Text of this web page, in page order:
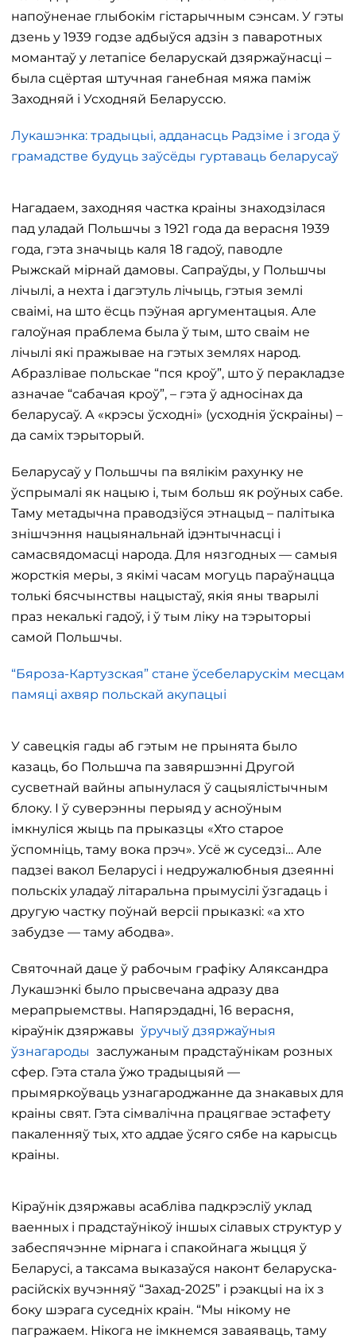
напоўненае глыбокім гістарычным сэнсам. У гэты
дзень у 1939 годзе адбыўся адзін з паваротных
момантаў у летапісе беларускай дзяржаўнасці –
была сцёртая штучная ганебная мяжа паміж
Заходняй і Усходняй Беларуссю.
Лукашэнка: традыцыі, адданасць Радзіме і згода ў
грамадстве будуць заўсёды гуртаваць беларусаў
Нагадаем, заходняя частка краіны знаходзілася
пад уладай Польшчы з 1921 года да верасня 1939
года, гэта значыць каля 18 гадоў, паводле
Рыжскай мірнай дамовы. Сапраўды, у Польшчы
лічылі, а нехта і дагэтуль лічыць, гэтыя землі
сваімі, на што ёсць пэўная аргументацыя. Але
галоўная праблема была ў тым, што сваім не
лічылі які пражывае на гэтых землях народ.
Абразлівае польскае “пся кроў”, што ў перакладзе
азначае “сабачая кроў”, – гэта ў адносінах да
беларусаў. А «крэсы ўсходні» (усходнія ўскраіны) –
да саміх тэрыторый.
Беларусаў у Польшчы па вялікім рахунку не
ўспрымалі як нацыю і, тым больш як роўных сабе.
Таму метадычна праводзіўся этнацыд – палітыка
знішчэння нацыянальнай ідэнтычнасці і
самасвядомасці народа. Для нязгодных — самыя
жорсткія меры, з якімі часам могуць параўнацца
толькі бясчынствы нацыстаў, якія яны тварылі
праз некалькі гадоў, і ў тым ліку на тэрыторыі
самой Польшчы.
“Бяроза-Картузская” стане ўсебеларускім месцам
памяці ахвяр польскай акупацыі
У савецкія гады аб гэтым не прынята было
казаць, бо Польшча па завяршэнні Другой
сусветнай вайны апынулася ў сацыялістычным
блоку. І ў суверэнны перыяд у асноўным
імкнуліся жыць па прыказцы «Хто старое
ўспомніць, таму вока прэч». Усё ж суседзі… Але
падзеі вакол Беларусі і недружалюбныя дзеянні
польскіх уладаў літаральна прымусілі ўзгадаць і
другую частку поўнай версіі прыказкі: «а хто
забудзе — таму абодва».
Святочнай даце ў рабочым графіку Аляксандра
Лукашэнкі было прысвечана адразу два
мерапрыемствы. Напярэдадні, 16 верасня,
кіраўнік дзяржавы ўручыў дзяржаўныя
ўзнагароды заслужаным прадстаўнікам розных
сфер. Гэта стала ўжо традыцыяй —
прымяркоўваць узнагароджанне да знакавых для
краіны свят. Гэта сімвалічна працягвае эстафету
пакаленняў тых, хто аддае ўсяго сябе на карысць
краіны.
Кіраўнік дзяржавы асабліва падкрэсліў уклад
ваенных і прадстаўнікоў іншых сілавых структур у
забеспячэнне мірнага і спакойнага жыцця ў
Беларусі, а таксама выказаўся наконт беларуска-
расійскіх вучэнняў “Захад-2025” і рэакцыі на іх з
боку шэрага суседніх краін. “Мы нікому не
пагражаем. Нікога не імкнемся заваяваць, таму